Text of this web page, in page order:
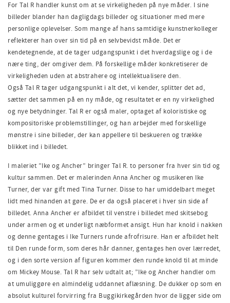
For Tal R handler kunst om at se virkeligheden på nye måder. I sine
billeder blander han dagligdags billeder og situationer med mere
personlige oplevelser. Som mange af hans samtidige kunstnerkolleger
reflekterer han over sin tid på en selvbevidst måde. Det er
kendetegnende, at de tager udgangspunkt i det hverdagslige og i de
nære ting, der omgiver dem. På forskellige måder konkretiserer de
virkeligheden uden at abstrahere og intellektualisere den.
Også Tal R tager udgangspunkt i alt det, vi kender, splitter det ad,
sætter det sammen på en ny måde, og resultatet er en ny virkelighed
og nye betydninger. Tal R er også maler, optaget af koloristiske og
kompositoriske problemstillinger, og han arbejder med forskellige
mønstre i sine billeder, der kan appellere til beskueren og trække
blikket ind i billedet.
I maleriet ”Ike og Ancher” bringer Tal R. to personer fra hver sin tid og
kultur sammen. Det er malerinden Anna Ancher og musikeren Ike
Turner, der var gift med Tina Turner. Disse to har umiddelbart meget
lidt med hinanden at gøre. De er da også placeret i hver sin side af
billedet. Anna Ancher er afbildet til venstre i billedet med skitsebog
under armen og et underligt næbformet ansigt. Hun har knold i nakken
og denne gentages i Ike Turners runde afrofrisure. Han er afbildet helt
til Den runde form, som deres hår danner, gentages hen over lærredet,
og i den sorte version af figuren kommer den runde knold til at minde
om Mickey Mouse. Tal R har selv udtalt at; ”Ike og Ancher handler om
at umuliggøre en almindelig uddannet aflæsning. De dukker op som en
absolut kulturel forvirring fra Buggikirkegården hvor de ligger side om